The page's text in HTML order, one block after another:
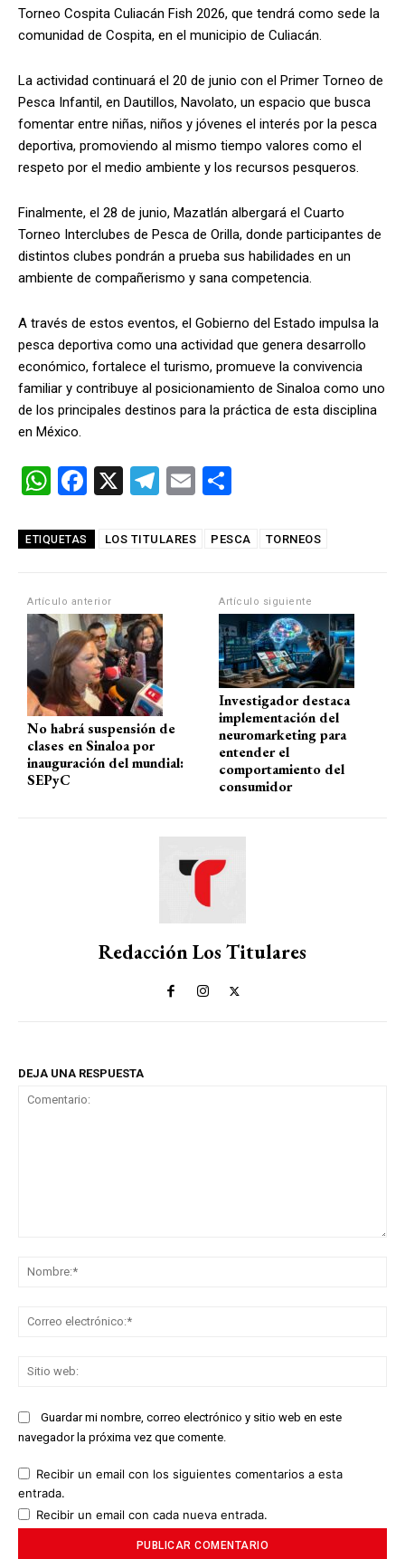
Torneo Cospita Culiacán Fish 2026, que tendrá como sede la
comunidad de Cospita, en el municipio de Culiacán.
La actividad continuará el 20 de junio con el Primer Torneo de
Pesca Infantil, en Dautillos, Navolato, un espacio que busca
fomentar entre niñas, niños y jóvenes el interés por la pesca
deportiva, promoviendo al mismo tiempo valores como el
respeto por el medio ambiente y los recursos pesqueros.
Finalmente, el 28 de junio, Mazatlán albergará el Cuarto
Torneo Interclubes de Pesca de Orilla, donde participantes de
distintos clubes pondrán a prueba sus habilidades en un
ambiente de compañerismo y sana competencia.
A través de estos eventos, el Gobierno del Estado impulsa la
pesca deportiva como una actividad que genera desarrollo
económico, fortalece el turismo, promueve la convivencia
familiar y contribuye al posicionamiento de Sinaloa como uno
de los principales destinos para la práctica de esta disciplina
en México.
W
at
A
p
p
F
ce
o
o
k
X
T
e
m
E
ail m
ar
tir
ETIQUETAS LOS TITULARES PESCA TORNEOS
Artículo anterior
No habrá suspensión de
clases en Sinaloa por
inauguración del mundial:
SEPyC
Artículo siguiente
Investigador destaca
implementación del
neuromarketing para
entender el
comportamiento del
consumidor
Redacción Los Titulares
DEJA UNA RESPUESTA
Guardar mi nombre, correo electrónico y sitio web en este
navegador la próxima vez que comente.
Recibir un email con los siguientes comentarios a esta
entrada.
Recibir un email con cada nueva entrada.